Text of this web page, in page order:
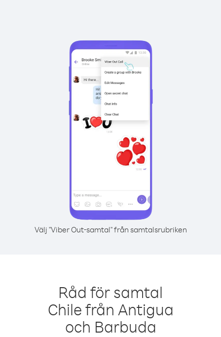
Välj "Viber Out-samtal" från samtalsrubriken
Råd för samtal
Chile från Antigua
och Barbuda